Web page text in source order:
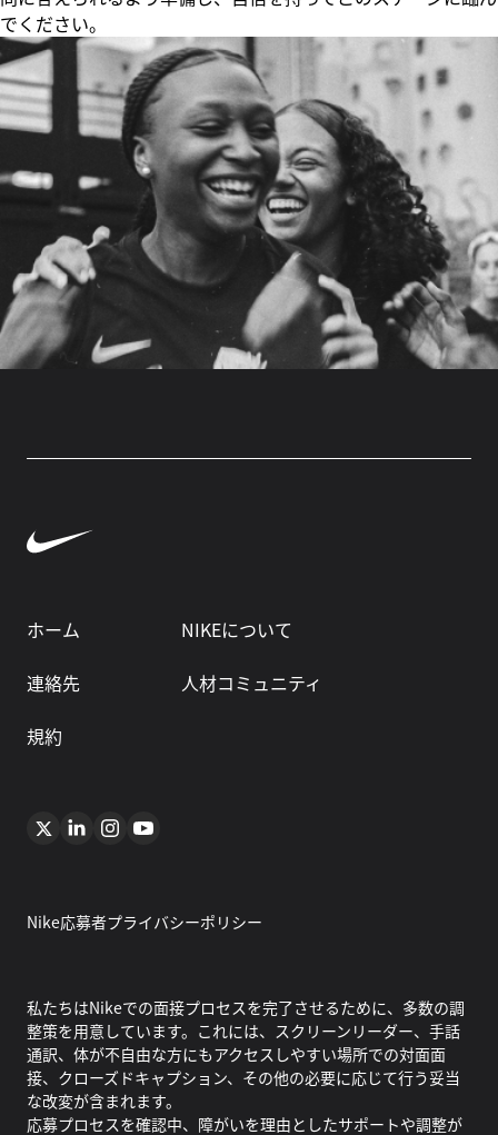
でください。
ホーム
NIKEについて
連絡先
人材コミュニティ
規約
Nike応募者プライバシーポリシー
私たちはNikeでの面接プロセスを完了させるために、多数の調
整策を用意しています。これには、スクリーンリーダー、手話
通訳、体が不自由な方にもアクセスしやすい場所での対面面
接、クローズドキャプション、その他の必要に応じて行う妥当
な改変が含まれます。
応募プロセスを確認中、障がいを理由としたサポートや調整が